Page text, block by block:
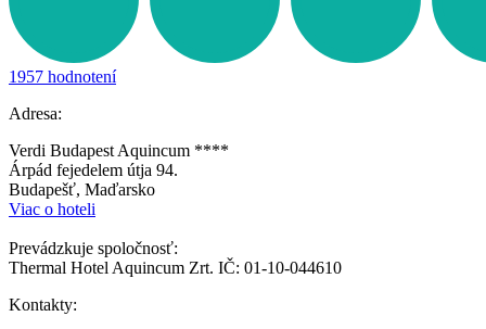
1957 hodnotení
Adresa:
Verdi Budapest Aquincum ****
Árpád fejedelem útja 94.
Budapešť, Maďarsko
Viac o hoteli
Prevádzkuje spoločnosť:
Thermal Hotel Aquincum Zrt. IČ: 01-10-044610
Kontakty: